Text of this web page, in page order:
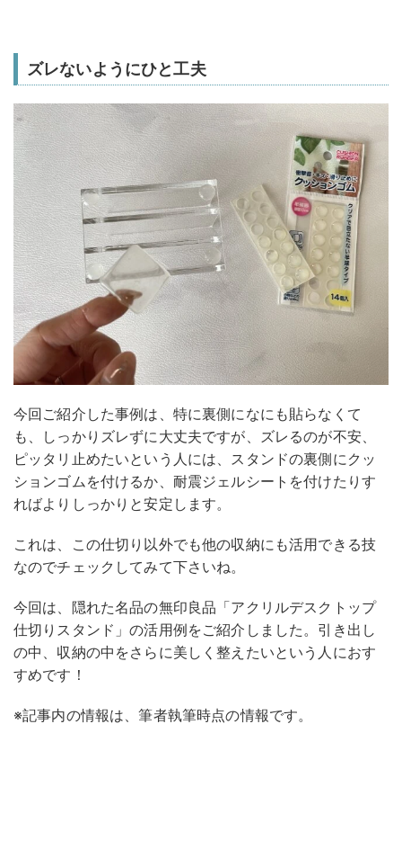
ズレないようにひと工夫
今回ご紹介した事例は、特に裏側になにも貼らなくて
も、しっかりズレずに大丈夫ですが、ズレるのが不安、
ピッタリ止めたいという人には、スタンドの裏側にクッ
ションゴムを付けるか、耐震ジェルシートを付けたりす
ればよりしっかりと安定します。
これは、この仕切り以外でも他の収納にも活用できる技
なのでチェックしてみて下さいね。
今回は、隠れた名品の無印良品「アクリルデスクトップ
仕切りスタンド」の活用例をご紹介しました。引き出し
の中、収納の中をさらに美しく整えたいという人におす
すめです！
※記事内の情報は、筆者執筆時点の情報です。